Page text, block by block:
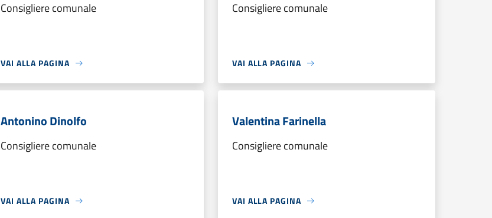
Consigliere comunale
VAI ALLA PAGINA
Consigliere comunale
VAI ALLA PAGINA
Antonino Dinolfo
Consigliere comunale
VAI ALLA PAGINA
Valentina Farinella
Consigliere comunale
VAI ALLA PAGINA